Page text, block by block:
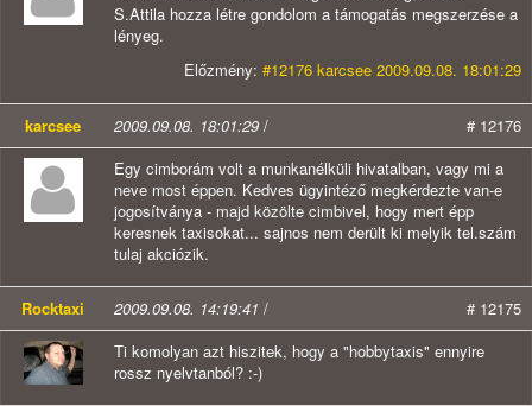
S.Attila hozza létre gondolom a támogatás megszerzése a
lényeg.
Előzmény: #12176 karcsee 2009.09.08. 18:01:29
karcsee 2009.09.08. 18:01:29 /
# 12176
Egy cimborám volt a munkanélküli hivatalban, vagy mi a
neve most éppen. Kedves ügyintéző megkérdezte van-e
jogosítványa - majd közölte cimbivel, hogy mert épp
keresnek taxisokat... sajnos nem derült ki melyik tel.szám
tulaj akciózik.
Rocktaxi 2009.09.08. 14:19:41 /
# 12175
Ti komolyan azt hiszitek, hogy a "hobbytaxis" ennyire
rossz nyelvtanból? :-)